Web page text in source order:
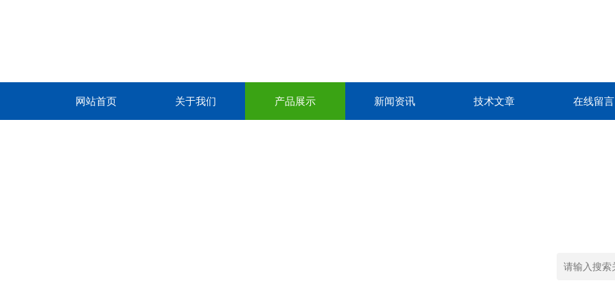
网站首页 关于我们 产品展示 新闻资讯 技术文章 在线留言